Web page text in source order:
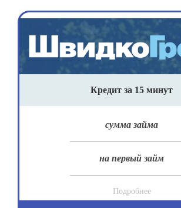
Кредит за 15 минут
сумма займа
на первый займ
Подробнее